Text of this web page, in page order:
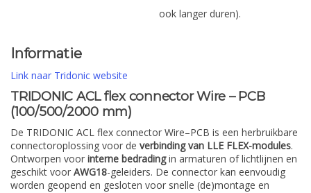
ook langer duren).
Informatie
Link naar Tridonic website
TRIDONIC ACL flex connector Wire – PCB
(100/500/2000 mm)
De TRIDONIC ACL flex connector Wire–PCB is een herbruikbare
connectoroplossing voor de verbinding van LLE FLEX-modules.
Ontworpen voor interne bedradingin armaturen of lichtlijnen en
geschikt voor AWG18-geleiders. De connector kan eenvoudig
worden geopend en gesloten voor snelle (de)montage en